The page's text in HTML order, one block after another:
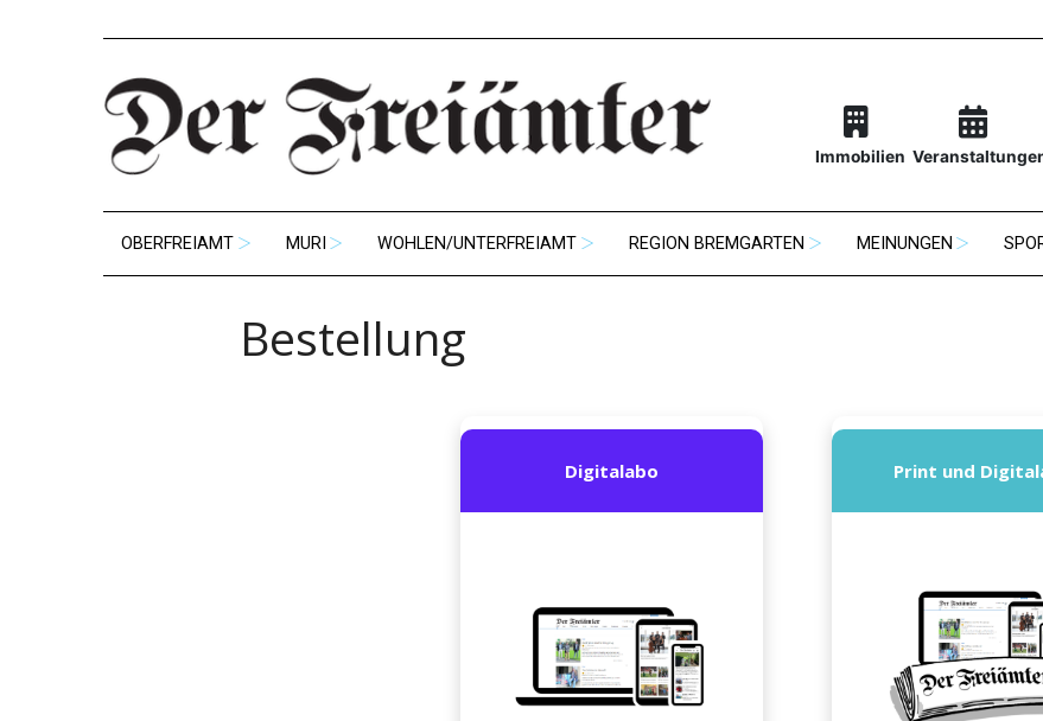
Immobilien
OBERFREIAMT MURI WOHLEN/UNTERFREIAMT REGION BREMGARTEN MEINUNGEN